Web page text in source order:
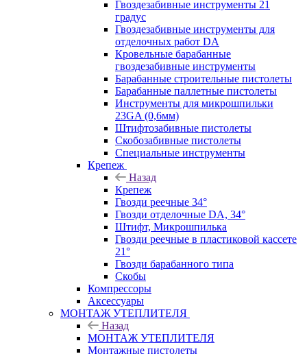
Гвоздезабивные инструменты 21
градус
Гвоздезабивные инструменты для
отделочных работ DA
Кровельные барабанные
гвоздезабивные инструменты
Барабанные строительные пистолеты
Барабанные паллетные пистолеты
Инструменты для микрошпильки
23GA (0,6мм)
Штифтозабивные пистолеты
Скобозабивные пистолеты
Специальные инструменты
Крепеж
Назад
Крепеж
Гвозди реечные 34°
Гвозди отделочные DA, 34°
Штифт, Микрошпилька
Гвозди реечные в пластиковой кассете
21°
Гвозди барабанного типа
Скобы
Компрессоры
Аксессуары
МОНТАЖ УТЕПЛИТЕЛЯ
Назад
МОНТАЖ УТЕПЛИТЕЛЯ
Монтажные пистолеты